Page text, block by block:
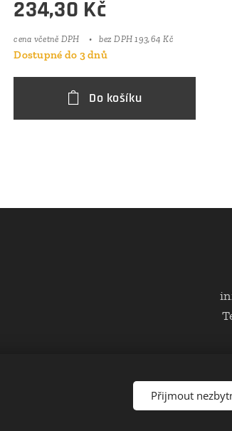
234,30 Kč
cena včetně DPH bez DPH 193,64 Kč
Dostupné do 3 dnů
Do košíku
Přijmout